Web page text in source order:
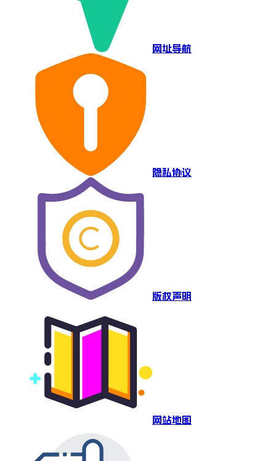
网址导航
隐私协议
版权声明
网站地图